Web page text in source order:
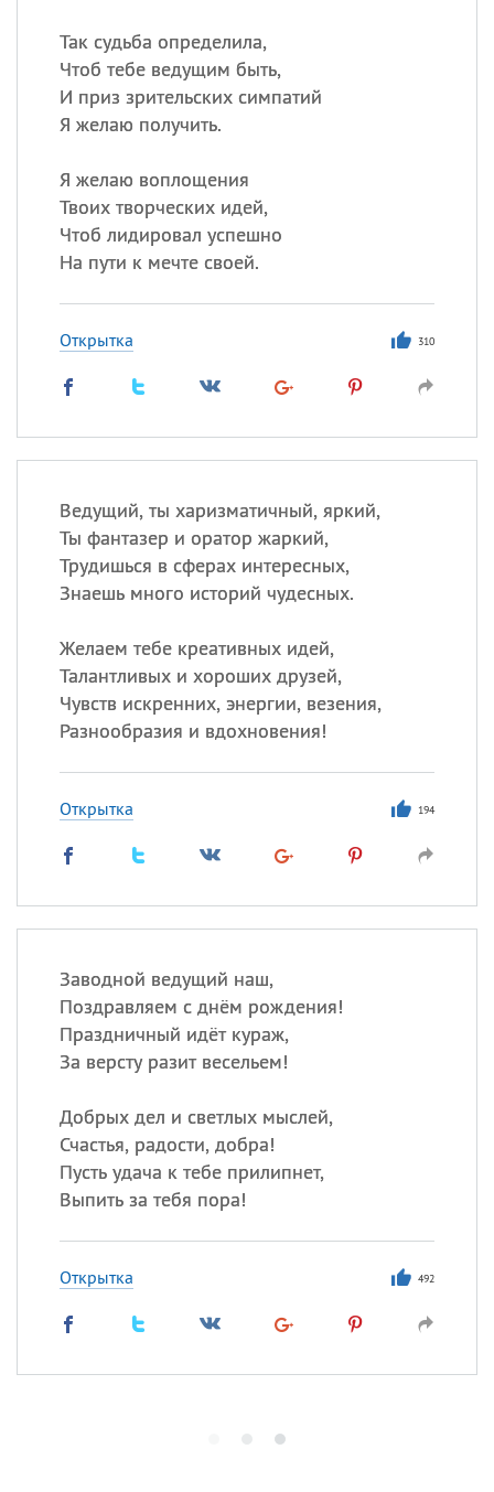
Так судьба определила,
Чтоб тебе ведущим быть,
И приз зрительских симпатий
Я желаю получить.
Я желаю воплощения
Твоих творческих идей,
Чтоб лидировал успешно
На пути к мечте своей.
Открытка 310
Ведущий, ты харизматичный, яркий,
Ты фантазер и оратор жаркий,
Трудишься в сферах интересных,
Знаешь много историй чудесных.
Желаем тебе креативных идей,
Талантливых и хороших друзей,
Чувств искренних, энергии, везения,
Разнообразия и вдохновения!
Открытка 194
Заводной ведущий наш,
Поздравляем с днём рождения!
Праздничный идёт кураж,
За версту разит весельем!
Добрых дел и светлых мыслей,
Счастья, радости, добра!
Пусть удача к тебе прилипнет,
Выпить за тебя пора!
Открытка 492